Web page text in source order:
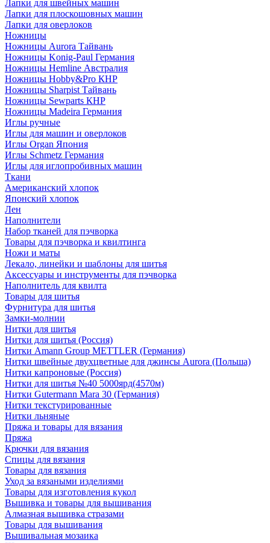
Лапки для швейных машин
Лапки для плоскошовных машин
Лапки для оверлоков
Ножницы
Ножницы Aurora Тайвань
Ножницы Konig-Paul Германия
Ножницы Hemline Австралия
Ножницы Hobby&Pro КНР
Ножницы Sharpist Тайвань
Ножницы Sewparts КНР
Ножницы Madeira Германия
Иглы ручные
Иглы для машин и оверлоков
Иглы Organ Япония
Иглы Schmetz Германия
Иглы для иглопробивных машин
Ткани
Американский хлопок
Японский хлопок
Лен
Наполнители
Набор тканей для пэчворка
Товары для пэчворка и квилтинга
Ножи и маты
Лекало, линейки и шаблоны для шитья
Аксессуары и инструменты для пэчворка
Наполнитель для квилта
Товары для шитья
Фурнитура для шитья
Замки-молнии
Нитки для шитья
Нитки для шитья (Россия)
Нитки Amann Group METTLER (Германия)
Нитки швейные двухцветные для джинсы Aurora (Польша)
Нитки капроновые (Россия)
Нитки для шитья №40 5000ярд(4570м)
Нитки Gutermann Mara 30 (Германия)
Нитки текстурированные
Нитки льняные
Пряжа и товары для вязания
Пряжа
Крючки для вязания
Спицы для вязания
Товары для вязания
Уход за вязаными изделиями
Товары для изготовления кукол
Вышивка и товары для вышивания
Алмазная вышивка стразами
Товары для вышивания
Вышивальная мозаика